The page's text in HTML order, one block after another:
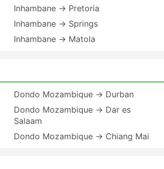
Inhambane → Pretoria
Inhambane → Springs
Inhambane → Matola
Dondo Mozambique → Durban
Dondo Mozambique → Dar es
Salaam
Dondo Mozambique → Chiang Mai